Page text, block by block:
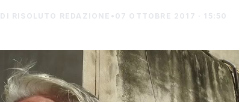
DI RISOLUTO REDAZIONE • 07 OTTOBRE 2017 · 15:50